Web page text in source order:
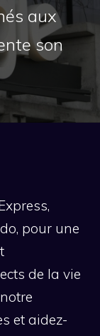
aux
son
pour une
de la vie
et aidez-